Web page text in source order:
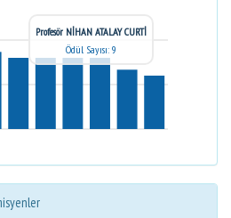
Profesör NİHAN ATALAY CURTİ
Ödül Sayısı: 9